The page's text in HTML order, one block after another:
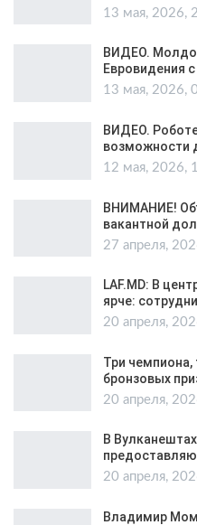
13 мая, 2026,
ВИДЕО.
Евровидения
13 мая, 2026,
ВИДЕО.
возможности
12 мая, 2026,
ВНИМАНИЕ!
вакантной
27 апреля,
LAF.MD: В
ярче:
20 апреля,
Три чемпиона,
бронзовых
20 апреля,
В
20 апреля,
Владимир